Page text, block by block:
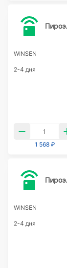
WINSEN
2-4 дня
1 568 ₽
WINSEN
2-4 дня